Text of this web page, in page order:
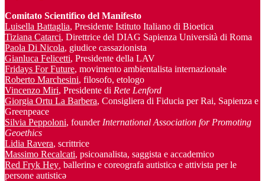
Comitato Scientifico del Manifesto
Luisella Battaglia, Presidente Istituto Italiano di Bioetica
Tiziana Catarci, Direttrice del DIAG Sapienza Università di Roma
Paola Di Nicola, giudice cassazionista
Gianluca Felicetti, Presidente della LAV
Fridays For Future, movimento ambientalista internazionale
Roberto Marchesini, filosofo, etologo
Vincenzo Miri, Presidente di Rete Lenford
Giorgia Ortu La Barbera, Consigliera di Fiducia per Rai, Sapienza e
Greenpeace
Silvia Peppoloni, founder International Association for Promoting
Geoethics
Lidia Ravera, scrittrice
Massimo Recalcati, psicoanalista, saggista e accademico
Red Fryk Hey ballerinə e coreografa autisticə e attivista per le
persone autisticə